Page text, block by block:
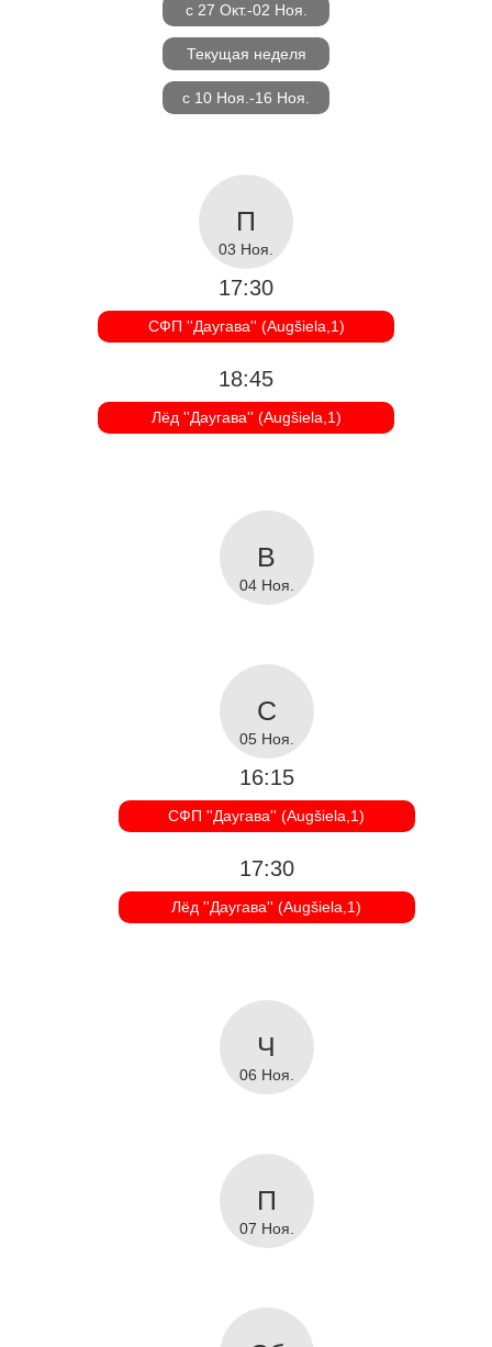
с 27 Окт.-02 Ноя.
Текущая неделя
с 10 Ноя.-16 Ноя.
03 Ноя.
17:30
СФП ''Даугава'' (Augšiela,1)
18:45
Лёд ''Даугава'' (Augšiela,1)
04 Ноя.
05 Ноя.
16:15
СФП ''Даугава'' (Augšiela,1)
17:30
Лёд ''Даугава'' (Augšiela,1)
06 Ноя.
07 Ноя.